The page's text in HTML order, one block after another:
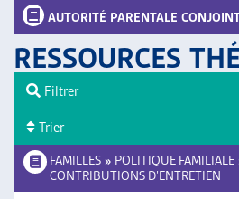
NOS PUBLICATIONS
ARTICLES
VEILLE
RESSOURCES
THÉMATIQUES
AUTORITÉ PARENTALE
RESSOURCES
FAMILLES » POLITIQUE FAMILIALE
CONTRIBUTIONS D’ENTRETIEN
Filtrer
Trier